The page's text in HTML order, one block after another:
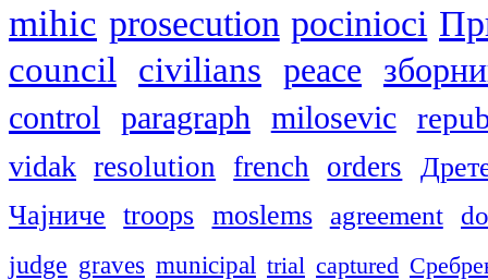
mihic prosecution pocinioci
council
civilians peace
control paragraph milosevic
vidak resolution french orders
Чајниче troops moslems agreement
judge graves municipal trial captured